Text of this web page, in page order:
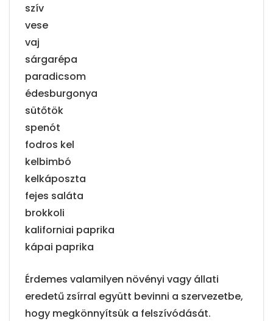
szív
vese
vaj
sárgarépa
paradicsom
édesburgonya
sütőtök
spenót
fodros kel
kelbimbó
kelkáposzta
fejes saláta
brokkoli
kaliforniai paprika
kápai paprika
Érdemes valamilyen növényi vagy állati
eredetű zsírral együtt bevinni a szervezetbe,
hogy megkönnyítsük a felszívódását.